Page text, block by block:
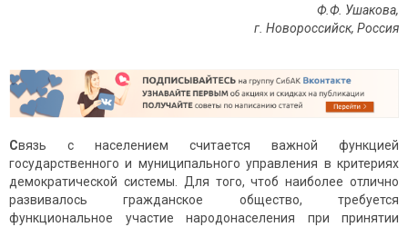
Ф.Ф. Ушакова,
г. Новороссийск, Россия
Связь с населением считается важной функцией
государственного и муниципального управления в критериях
демократической системы. Для того, чтоб наиболее отлично
развивалось гражданское общество, требуется
функциональное учаcтие народонаселения при принятии